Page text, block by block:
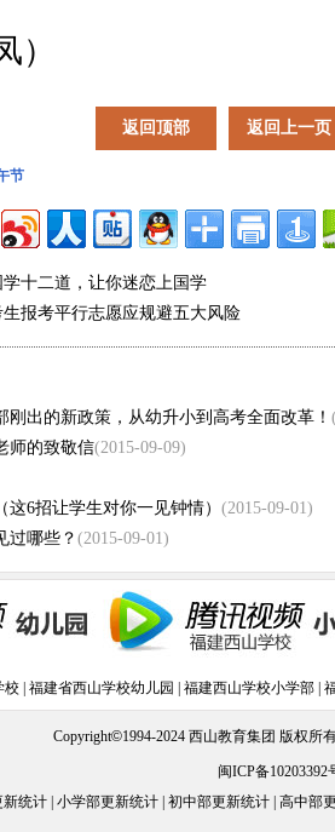
）
返回顶部 返回上一页
节
学十二道，让你迷恋上国学
生报考平行志愿应规避五大风险
刚出的新政策，从幼升小到高考全面改革！
师的致敬信(2015-09-09)
6招让学生对你一见钟情） (2015-09-01)
过哪些？ (2015-09-01)
校 福建省西山学校幼儿园 福建西山学校小学部
Copyright©1994-2024 西山教育集团 版权所
闽ICP备10203392
新统计 小学部更新统计 初中部更新统计 高中部